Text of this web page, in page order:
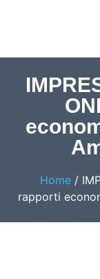
Home /
rapporti